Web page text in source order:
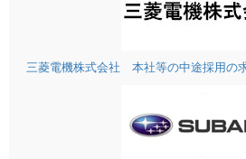
三菱電機株式会社 本社等の中途採用の